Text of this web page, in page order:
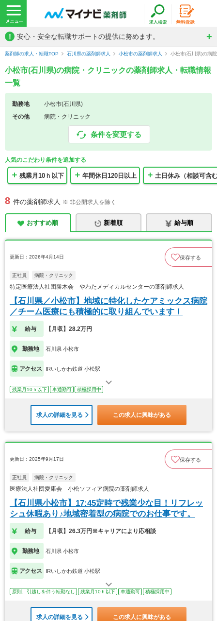
! 安心・安全な転職サポートの提供に努めます。
薬剤師の求人・転職TOP 石川県の薬剤師求人 小松市の薬剤師求人 小松市(石川県)の病
小松市(石川県)の病院・クリニックの薬剤師求人・転職情報
一覧
勤務地
小松市(石川県)
その他
病院・クリニック
条件を変更する
人気のこだわり条件を追加する
残業月10ｈ以下 年間休日120日以上 土日休み（相談可含
8 件の薬剤師求人 ※ 非公開求人を除く
おすすめ順 新着順 給与順
更新日：2026年4月14日 保存する
正社員 病院・クリニック
特定医療法人社団勝木会 やわたメディカルセンターの薬剤師求人
【石川県／小松市】地域に特化したケアミックス病院
／チーム医療にも積極的に取り組んでいます！
給与 【月収】28.2万円
勤務地 石川県 小松市
アクセス IRいしかわ鉄道 小松駅
残業月10ｈ以下 車通勤可 積極採用中
求人の詳細を見る この求人に興味がある
更新日：2025年9月17日 保存する
正社員 病院・クリニック
医療法人社団愛康会 小松ソフィア病院の薬剤師求人
【石川県小松市】17:45定時で残業少な目！リフレッ
シュ休暇あり♪地域密着型の病院でのお仕事です。
給与 【月収】26.3万円※キャリアにより応相談
勤務地 石川県 小松市
アクセス IRいしかわ鉄道 小松駅
原則、引越しを伴う転勤なし 残業月10ｈ以下 車通勤可 積極採用中
求人の詳細を見る この求人に興味がある